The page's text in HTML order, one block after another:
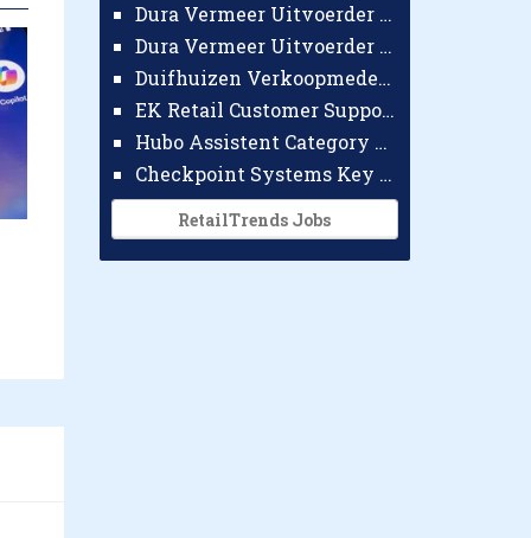
Dura Vermeer Uitvoerder GWW Amsterdam
Dura Vermeer Uitvoerder Civiel Nijmegen
Duifhuizen Verkoopmedewerker Ridderkerk
EK Retail Customer Support Omnichannel
Hubo Assistent Category Manager
Checkpoint Systems Key Accountmanager Benelux
RetailTrends Jobs